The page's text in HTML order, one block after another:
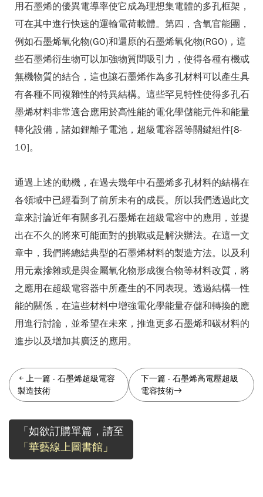
用石墨烯的優異電導率使它成為理想集電體的多孔框架，
可在其中進行快速的運輸電荷載體。第四，含氧官能團，
例如石墨烯氧化物(GO)和還原的石墨烯氧化物(RGO)，這
些石墨烯衍生物可以加強物質間吸引力，使得各種有機或
無機物質的結合，這也讓石墨烯作為多孔材料可以產生具
有各種不同複雜性的特異結構。這些罕見特性使得多孔石
墨烯材料非常適合應用於高性能的電化學儲能元件和能量
轉化設備，諸如鋰離子電池，超級電容器等關鍵組件[8-
10]。
通過上述的動機，在過去幾年中石墨烯多孔材料的結構在
各領域中已經看到了前所未有的成長。所以我們透過此文
章來討論近年有關多孔石墨烯在超級電容中的應用，並提
出在不久的將來可能面對的挑戰或是解決辦法。在這一文
章中，我們將總結典型的石墨烯材料的製造方法。以及利
用元素摻雜或是與金屬氧化物形成復合物等材料改質，將
之應用在超級電容器中所產生的不同表現。透過結構─性
能的關係，在這些材料中增強電化學能量存儲和轉換的應
用進行討論，並希望在未來，推進更多石墨烯和碳材料的
進步以及增加其廣泛的應用。
上一篇 - 石墨烯超級電容
製造技術
下一篇- 石墨烯高電壓超級
電容技術
「如欲訂購單篇，請至
「華藝線上圖書館」